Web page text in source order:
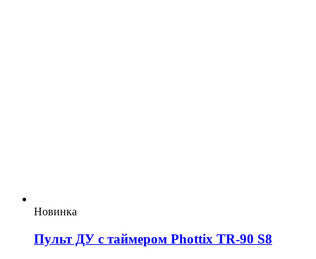
Новинка
Пульт ДУ с таймером Phottix TR-90 S8